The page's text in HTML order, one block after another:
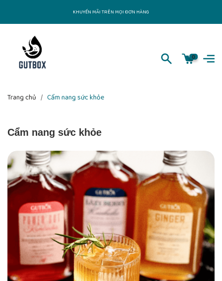
KHUYẾN MÃI TRÊN MỌI ĐƠN HÀNG
0
Trang chủ / Cẩm nang sức khỏe
Cẩm nang sức khỏe